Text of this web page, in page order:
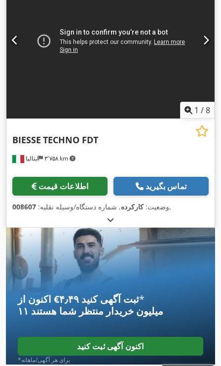
1 /8
ایتالیا ۳٬۷۵۸ km
BIESSE TECHNO FDT
اطلاعات قیمت تماس بگیرید
وضعیت:کارکرده, شماره دستگاه/وسیله نقلیه: 008607 ,
اکنون از ‎€۴٫۴۹ ثبت آگهی کنید*
۱۱ میلیون خریدار منتظر شما هستند
اکنون آگهی ثبت کنید
*برای هر آگهی/ماهانه